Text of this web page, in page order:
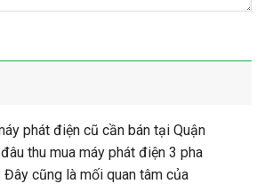
phát điện cũ cần bán tại Quận
thu mua máy phát điện 3 pha
Đây cũng là mối quan tâm của